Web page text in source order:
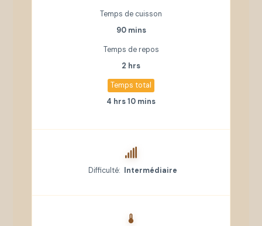
Temps de cuisson
90 mins
Temps de repos
2 hrs
Temps total
4 hrs 10 mins
Difficulté: Intermédiaire